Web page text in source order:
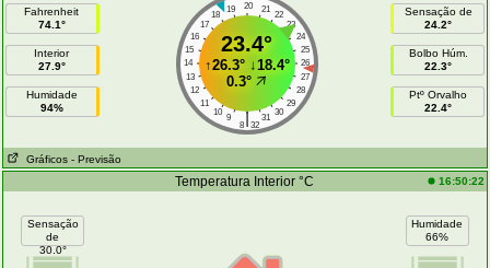
Fahrenheit
74.1°
Interior
27.9°
Humidade
94%
20
19 21
18
22
17
23
16
24
15
25
14
26
13
27
12
28
11
29
10
30
9 31
|
8 32
23.4°
↑26.3°↓18.4°
0.3°
Sensação de
24.2°
Bolbo Húm.
22.3°
Ptº Orvalho
22.4°
Gráficos - Previsão
Temperatura Interior °C 16:50:22
Sensação
de
30.0°
Humidade
66%